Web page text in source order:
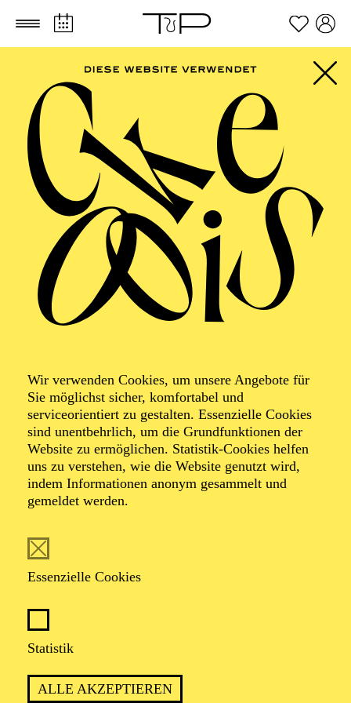
Zum Hauptinhalt springen Zum Footer springen
Wir verwenden Cookies, um unsere Angebote für
Sie möglichst sicher, komfortabel und
serviceorientiert zu gestalten. Essenzielle Cookies
sind unentbehrlich, um die Grundfunktionen der
Website zu ermöglichen. Statistik-Cookies helfen
uns zu verstehen, wie die Website genutzt wird,
indem Informationen anonym gesammelt und
gemeldet werden.
Essenzielle Cookies
Statistik
ALLE AKZEPTIEREN
John F. Macfarlane
John Macfarlane, Designer, studierte an der Glasgow
School of Art und verfolgt eine Karriere im Theater und
gehören zahlreiche Arbeiten für Jiří Kylián, Sir Peter
Wrights Giselle (Royal Ballet, London), Glen Tetleys